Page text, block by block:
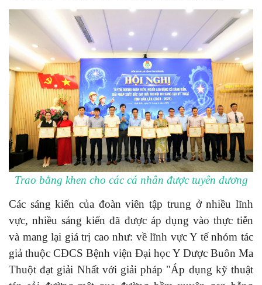
Trao bằng khen cho các cá nhân được tuyên dương
Các sáng kiến của đoàn viên tập trung ở nhiều lĩnh
vực, nhiều sáng kiến đã được áp dụng vào thực tiễn
và mang lại giá trị cao như: về lĩnh vực Y tế nhóm tác
giả thuộc CĐCS Bệnh viện Đại học Y Dược Buôn Ma
Thuột đạt giải Nhất với giải pháp "Áp dụng kỹ thuật